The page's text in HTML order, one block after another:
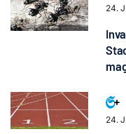
24.
24.